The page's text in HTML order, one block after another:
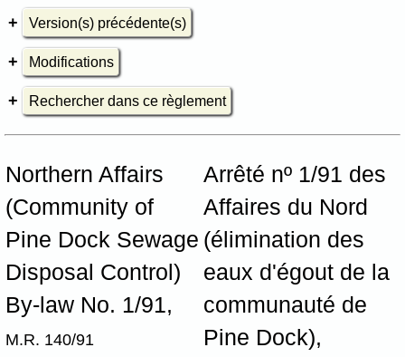
Version(s) précédente(s)
Modifications
Rechercher dans ce règlement
Northern Affairs
(Community of
Pine Dock Sewage
Disposal Control)
By-law No. 1/91,
M.R. 140/91
Arrêté nº 1/91 des
Affaires du Nord
(élimination des
eaux d'égout de la
communauté de
Pine Dock),